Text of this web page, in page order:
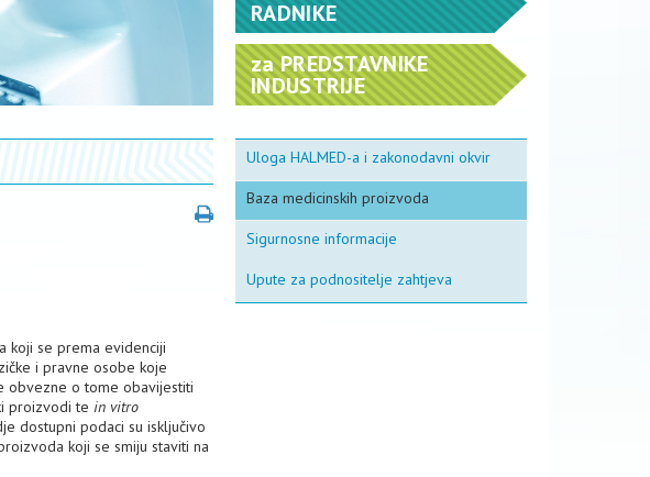
koji se prema evidenciji
i pravne osobe koje
obvezne o tome obavijestiti
proizvodi te in vitro
dostupni podaci su isključivo
koji se smiju staviti na
RADNIKE
zaPREDSTAVNIKE
INDUSTRIJE
Uloga HALMED-a i zakonodavni okvir
Baza medicinskih proizvoda
Sigurnosne informacije
Upute za podnositelje zahtjeva